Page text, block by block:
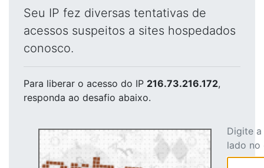
Seu IP fez diversas tentativas de
acessos suspeitos a sites hospedados
conosco.
Para liberar o acesso do IP 216.73.216.172,
responda ao desafio abaixo.
Digite
lado no